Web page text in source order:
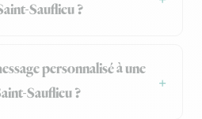
Sauflieu ?
personnalisé à une
Sauflieu ?